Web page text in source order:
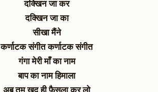
दक्खिन जा कर
दक्खिन जा का
सीखा मैंने
कर्णाटक संगीत कर्णाटक संगीत
गंगा मेरी माँ का नाम
बाप का नाम हिमाला